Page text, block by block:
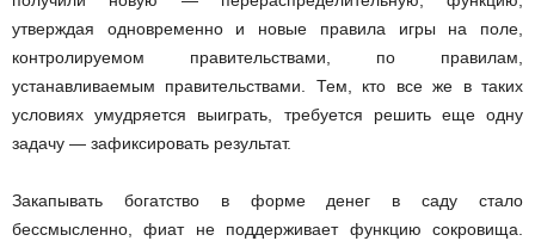
утверждая одновременно и новые правила игры на поле,
контролируемом правительствами, по правилам,
устанавливаемым правительствами. Тем, кто все же в таких
условиях умудряется выиграть, требуется решить еще одну
задачу — зафиксировать результат.
Закапывать богатство в форме денег в саду стало
бессмысленно, фиат не поддерживает функцию сокровища.